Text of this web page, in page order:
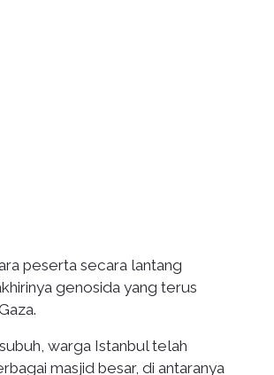
peserta secara lantang
genosida yang terus
warga Istanbul telah
masjid besar, di antaranya